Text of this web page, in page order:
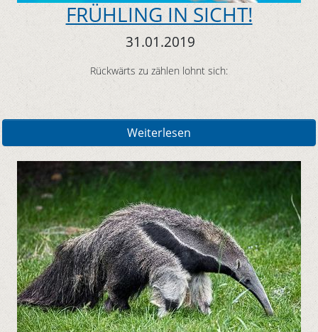
FRÜHLING IN SICHT!
31.01.2019
Rückwärts zu zählen lohnt sich:
Weiterlesen